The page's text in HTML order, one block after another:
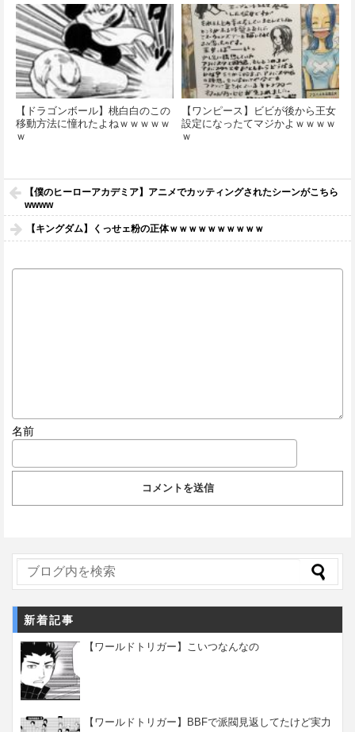
【ドラゴンボール】桃白白のこの
移動方法に憧れたよねｗｗｗｗｗ
ｗ
【ワンピース】ビビが後から王女
設定になったてマジかよｗｗｗｗ
ｗ
【僕のヒーローアカデミア】アニメでカッティングされたシーンがこちら
wwww
【キングダム】くっせェ粉の正体ｗｗｗｗｗｗｗｗｗｗ
名前
新着記事
【ワールドトリガー】こいつなんなの
【ワールドトリガー】BBFで派閥見返してたけど実力